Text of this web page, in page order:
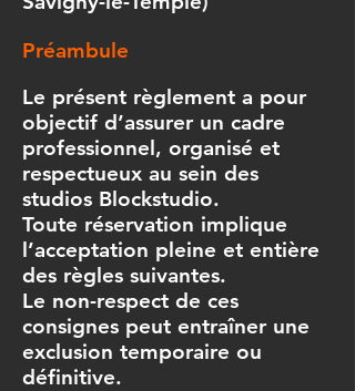
Préambule
Le présent règlement a pour
objectif d’assurer un cadre
professionnel, organisé et
respectueux au sein des
studios Blockstudio.
Toute réservation implique
l’acceptation pleine et entière
des règles suivantes.
Le non-respect de ces
consignes peut entraîner une
exclusion temporaire ou
définitive.